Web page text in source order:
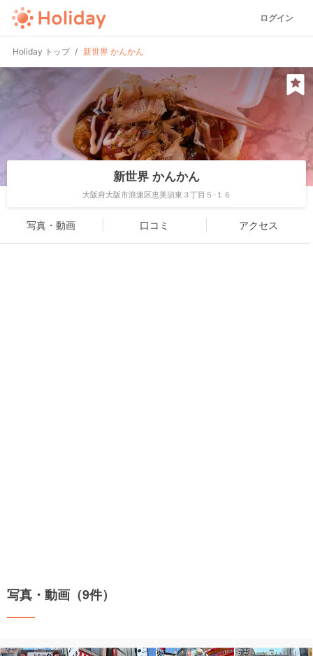
ログイン
Holiday トップ 新世界 かんかん
新世界 かんかん
大阪府大阪市浪速区恵美須東３丁目５-１６
写真・動画 口コミ アクセス
写真・動画（9件）